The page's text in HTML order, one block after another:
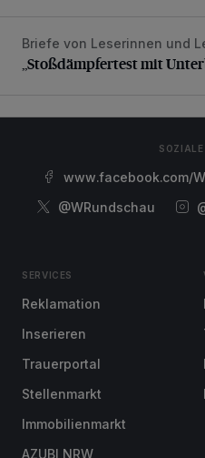
„Stoßdämpfertest mit
Briefe von Leserinnen und
„Stoßdämpfertest mit
www.facebook.com/
@WRundschau
SERVICES
Reklamation
Inserieren
Trauerportal
Stellenmarkt
Immobilienmarkt
AZUBI NRW